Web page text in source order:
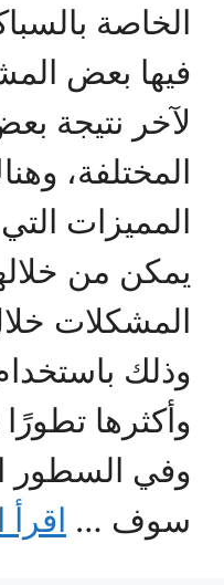
الخاصة
فيها بعض
لآخر نتيجة
المختلفة،
المميزات
يمكن من
المشكلات
وذلك
وأكثرها
وفي السطور
سوف … اقرأ